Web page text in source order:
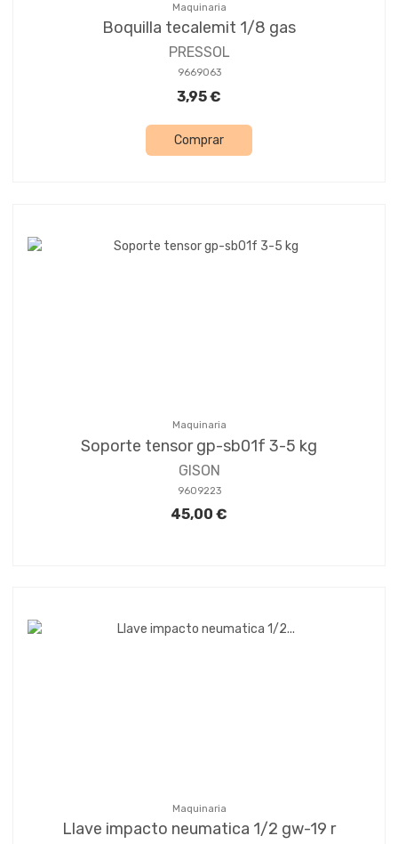
Maquinaria
Boquilla tecalemit 1/8 gas
PRESSOL
9669063
3,95 €
Comprar
Maquinaria
Soporte tensor gp-sb01f 3-5 kg
GISON
9609223
45,00 €
Maquinaria
Llave impacto neumatica 1/2 gw-19 r